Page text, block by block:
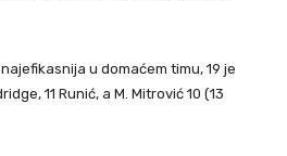
u domaćem timu, 19 je
11 Runić, a M. Mitrović 10 (13